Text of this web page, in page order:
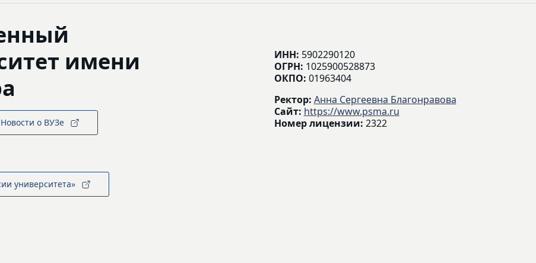
имени
Новости о ВУЗе
университета»
ИНН: 5902290120
ОГРН: 1025900528873
ОКПО: 01963404
Ректор: Анна Сергеевна Благонравова
Сайт: https://www.psma.ru
Номер лицензии: 2322